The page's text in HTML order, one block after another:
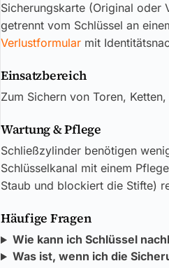
Sicherungskarte (Original oder
getrennt vom Schlüssel an
Verlustformular mit
Einsatzbereich
Zum Sichern von Toren,
Wartung & Pflege
Schließzylinder benötigen
Schlüsselkanal mit einem
Staub und blockiert die Stifte)
Häufige Fragen
Wie kann ich Schlüssel
Was ist, wenn ich die